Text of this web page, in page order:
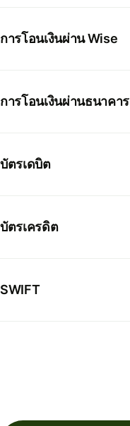
การโอนเงินผ่าน Wise
การโอนเงินผ่านธนาคาร
บัตรเดบิต
บัตรเครดิต
SWIFT